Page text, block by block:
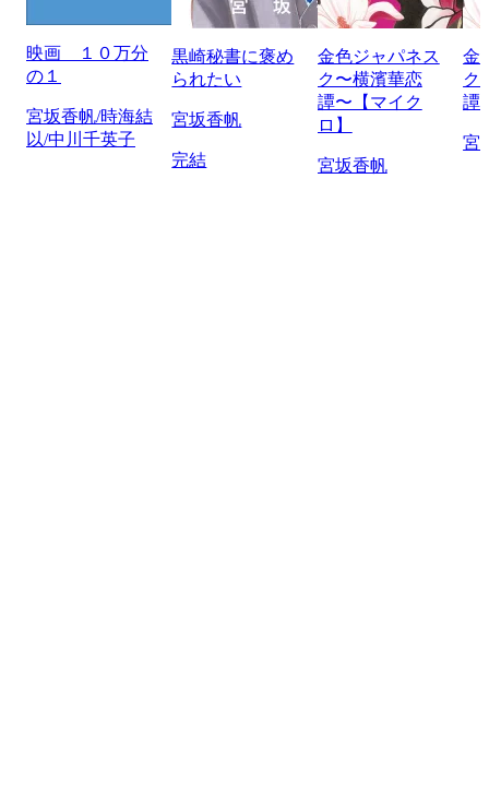
映画 １０万分
の１
宮坂香帆/時海結
以/中川千英子
黒崎秘書に褒め
られたい
宮坂香帆
完結
金色ジャパネス
ク〜横濱華恋
譚〜【マイク
ロ】
宮坂香帆
金
ク
譚
宮